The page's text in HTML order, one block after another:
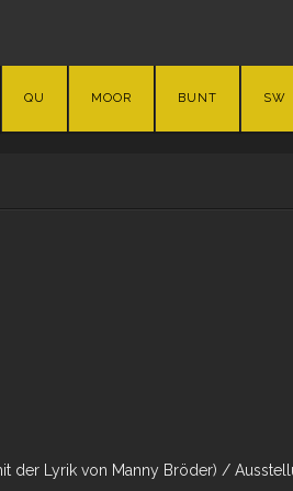
QU MOOR BUNT SW
der Lyrik von Manny Bröder) /